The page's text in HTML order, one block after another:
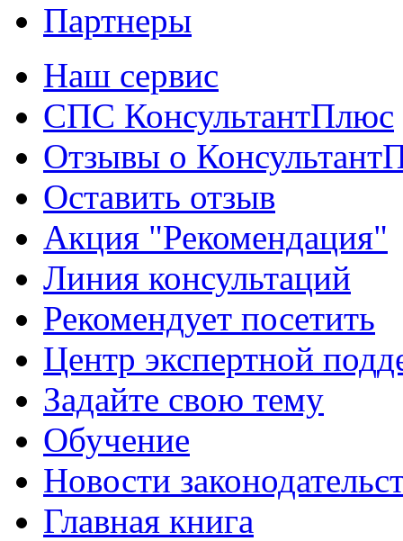
Партнеры
Наш сервис
СПС КонсультантПлюс
Отзывы о
Оставить отзыв
Акция "Рекомендация"
Линия консультаций
Рекомендует посетить
Центр экспертной
Задайте свою тему
Обучение
Новости
Главная книга